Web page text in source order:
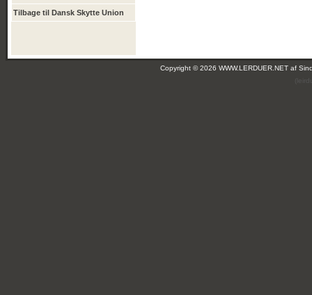
Tilbage til Dansk Skytte Union
Copyright © 2026 WWW.LERDUER.NET af